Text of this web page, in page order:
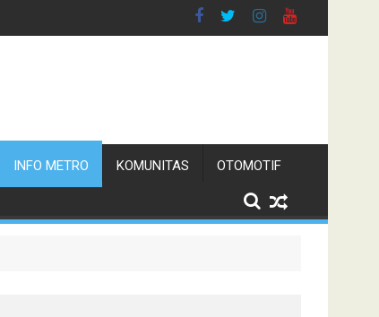
INFO METRO KOMUNITAS OTOMOTIF